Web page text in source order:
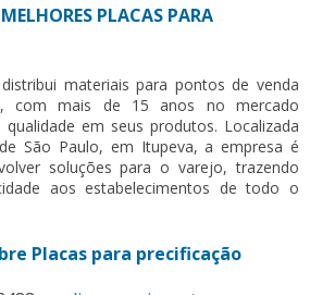
PLACAS PARA
materiais para pontos de venda
com mais de 15 anos no mercado
em seus produtos. Localizada
São Paulo, em Itupeva, a empresa é
soluções para o varejo, trazendo
aos estabelecimentos de todo o
Placas para precificação